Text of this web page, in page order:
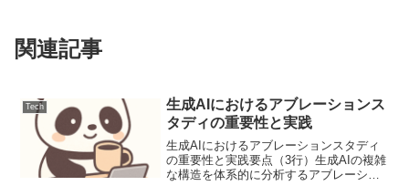
関連記事
Tech
生成AIにおけるアブレーションス
タディの重要性と実践
生成AIにおけるアブレーションスタディ
の重要性と実践要点（3行）生成AIの複雑
な構造を体系的に分析するアブレーショ